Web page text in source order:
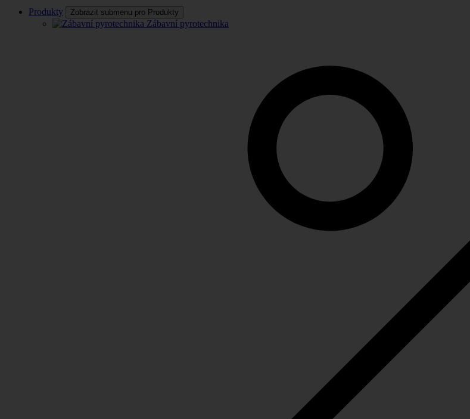
Produkty Zobrazit submenu pro Produkty
Zábavní pyrotechnika